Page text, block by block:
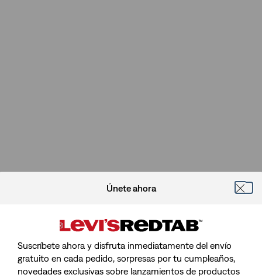
Únete ahora
Suscríbete ahora y disfruta inmediatamente del envío
gratuito en cada pedido, sorpresas por tu cumpleaños,
novedades exclusivas sobre lanzamientos de productos